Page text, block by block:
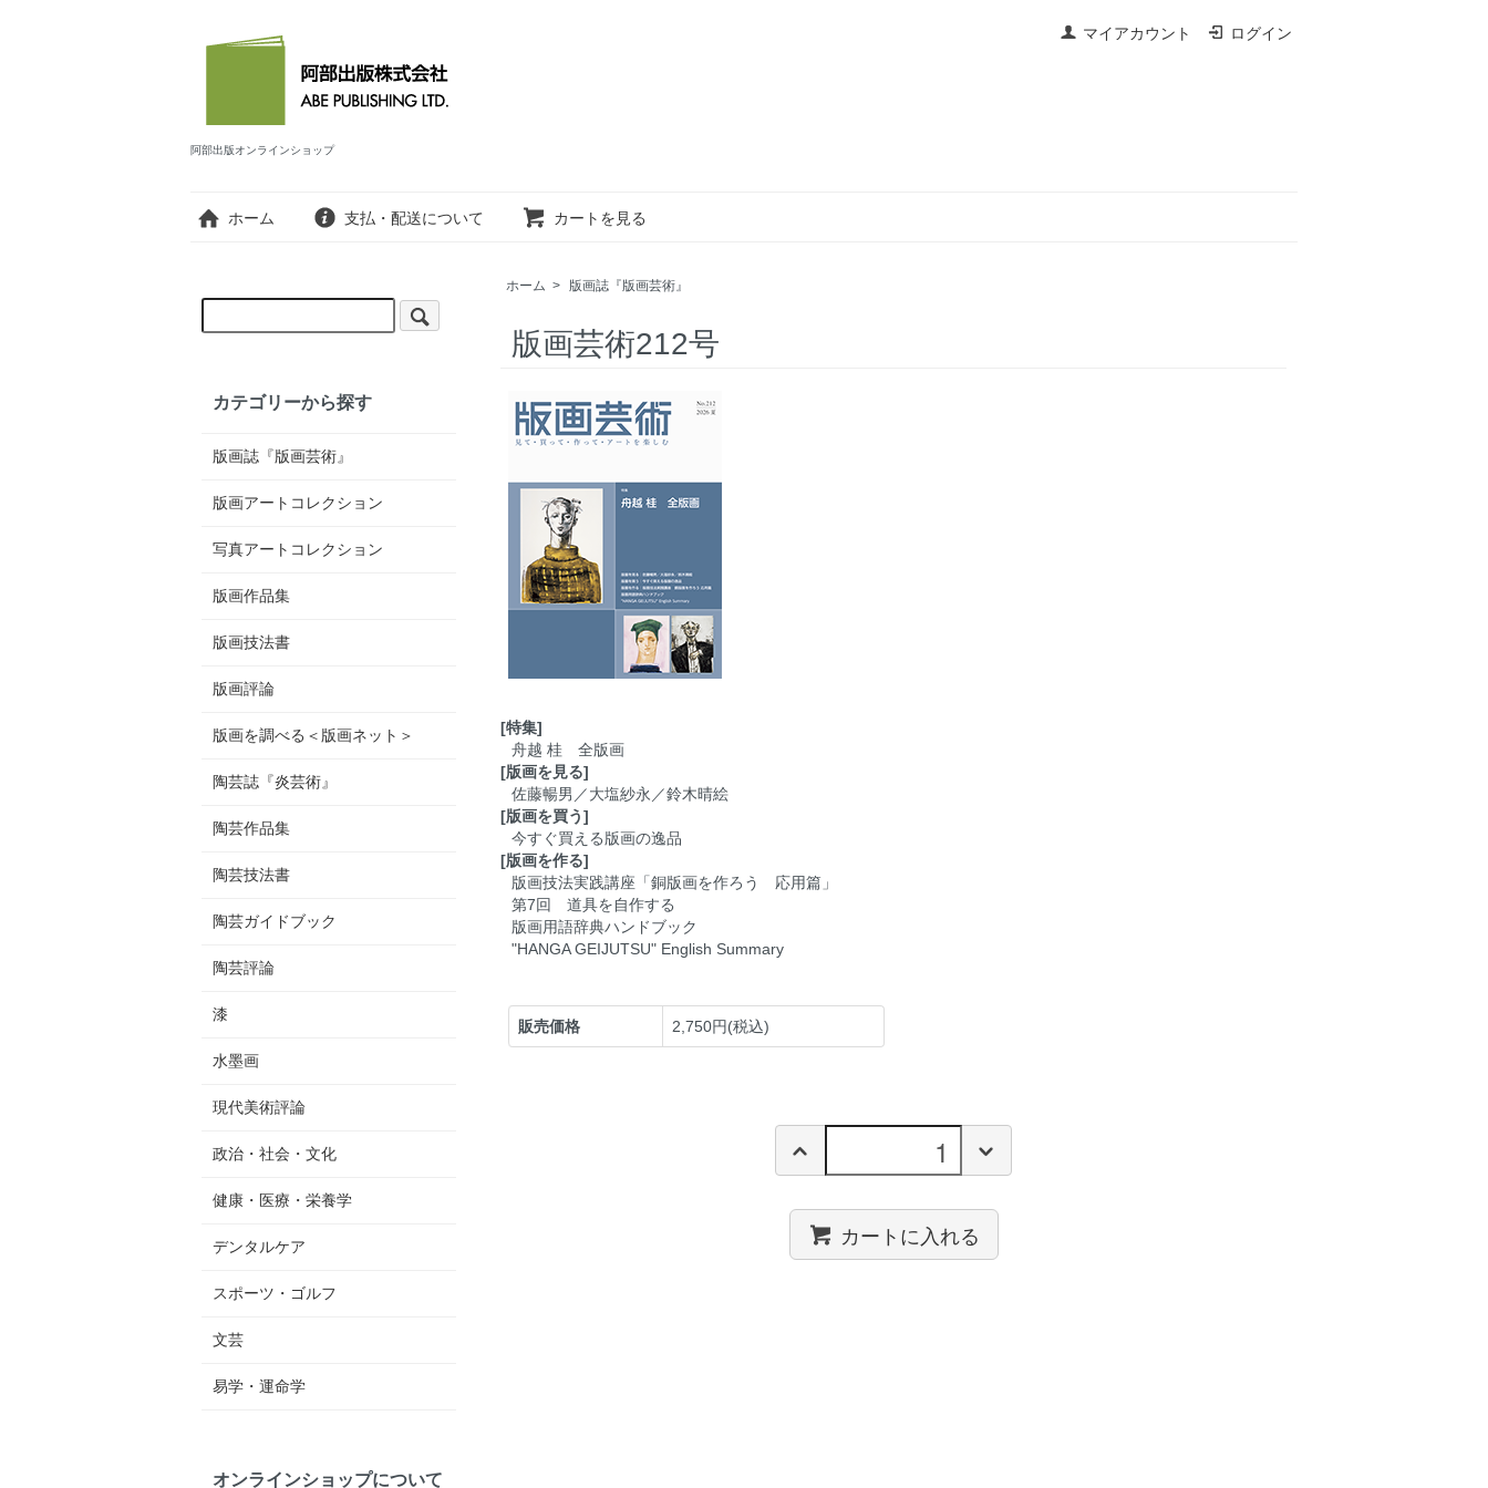
マイアカウント ログイン
阿部出版オンラインショップ
ホーム 支払・配送について カートを見る
ホーム > 版画誌『版画芸術』
版画芸術212号
[特集]
舟越 桂 全版画
[版画を見る]
佐藤暢男／大塩紗永／鈴木晴絵
[版画を買う]
今すぐ買える版画の逸品
[版画を作る]
版画技法実践講座「銅版画を作ろう 応用篇」
第7回 道具を自作する
版画用語辞典ハンドブック
"HANGA GEIJUTSU" English Summary
販売価格 2,750円(税込)
カートに入れる
カテゴリーから探す
版画誌『版画芸術』
版画アートコレクション
写真アートコレクション
版画作品集
版画技法書
版画評論
版画を調べる＜版画ネット＞
陶芸誌『炎芸術』
陶芸作品集
陶芸技法書
陶芸ガイドブック
陶芸評論
漆
水墨画
現代美術評論
政治・社会・文化
健康・医療・栄養学
デンタルケア
スポーツ・ゴルフ
文芸
易学・運命学
オンラインショップについて